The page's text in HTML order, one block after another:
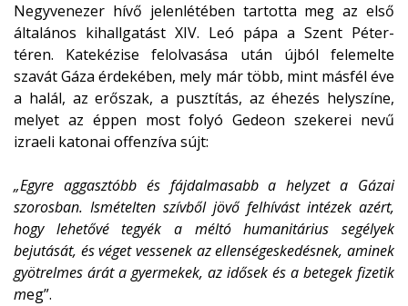
Negyvenezer hívő jelenlétében tartotta meg az első
általános kihallgatást XIV. Leó pápa a Szent Péter-
téren. Katekézise felolvasása után újból felemelte
szavát Gáza érdekében, mely már több, mint másfél éve
a halál, az erőszak, a pusztítás, az éhezés helyszíne,
melyet az éppen most folyó Gedeon szekerei nevű
izraeli katonai offenzíva sújt:
„Egyre aggasztóbb és fájdalmasabb a helyzet a Gázai
szorosban. Ismételten szívből jövő felhívást intézek azért,
hogy lehetővé tegyék a méltó humanitárius segélyek
bejutását, és véget vessenek az ellenségeskedésnek, aminek
gyötrelmes árát a gyermekek, az idősek és a betegek fizetik
meg”.